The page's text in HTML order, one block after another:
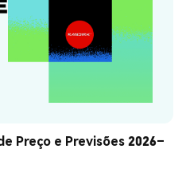
Preço e Previsões 2026–